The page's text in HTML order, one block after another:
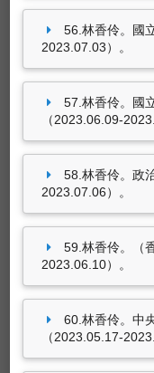
56.林香伶。國
2023.07.03）。
57.林香伶。國
（2023.06.09-
58.林香伶。政
2023.07.06）。
59.林香伶。（
2023.06.10）。
60.林香伶。中
（2023.05.17-